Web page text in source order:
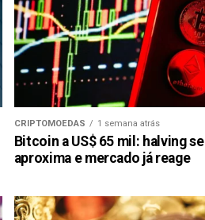
CRIPTOMOEDAS 1 semana atrás
Bitcoin a US$ 65 mil: halving se
aproxima e mercado já reage